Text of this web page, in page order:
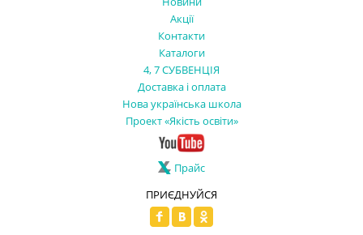
Акції
Контакти
Каталоги
4, 7 СУБВЕНЦІЯ
Доставка і оплата
Нова українська школа
Проект «Якість освіти»
Прайс
ПРИЄДНУЙСЯ